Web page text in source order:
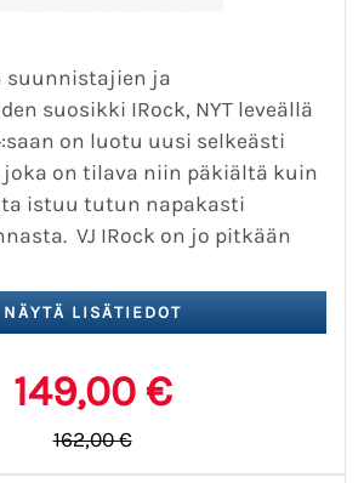
suunnistajien ja
suosikki IRock, NYT leveällä
on luotu uusi selkeästi
joka on tilava niin päkiältä kuin
istuu tutun napakasti
VJ IRock on jo pitkään
149,00 €
162,00 €